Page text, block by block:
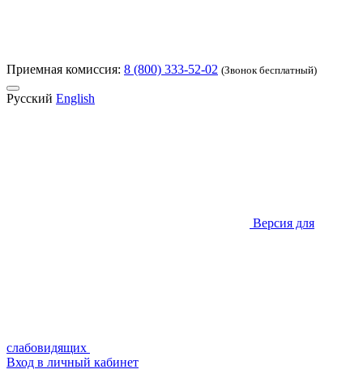
Приемная комиссия: 8 (800) 333-52-02 (Звонок бесплатный)
Русский English
Версия для
слабовидящих
Вход в личный кабинет